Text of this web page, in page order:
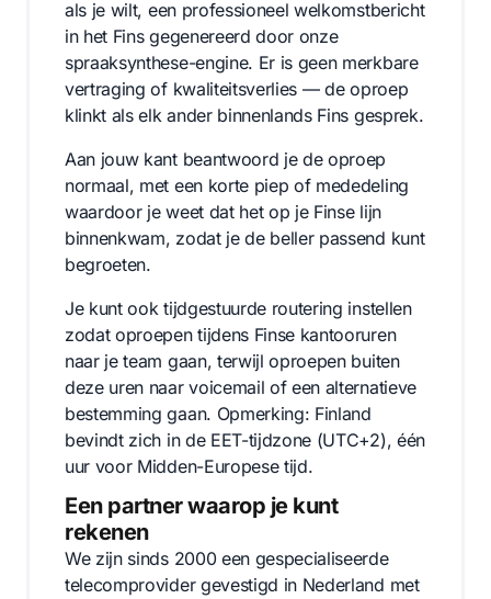
als je wilt, een professioneel welkomstbericht
in het Fins gegenereerd door onze
spraaksynthese-engine. Er is geen merkbare
vertraging of kwaliteitsverlies — de oproep
klinkt als elk ander binnenlands Fins gesprek.
Aan jouw kant beantwoord je de oproep
normaal, met een korte piep of mededeling
waardoor je weet dat het op je Finse lijn
binnenkwam, zodat je de beller passend kunt
begroeten.
Je kunt ook tijdgestuurde routering instellen
zodat oproepen tijdens Finse kantooruren
naar je team gaan, terwijl oproepen buiten
deze uren naar voicemail of een alternatieve
bestemming gaan. Opmerking: Finland
bevindt zich in de EET-tijdzone (UTC+2), één
uur voor Midden-Europese tijd.
Een partner waarop je kunt
rekenen
We zijn sinds 2000 een gespecialiseerde
telecomprovider gevestigd in Nederland met